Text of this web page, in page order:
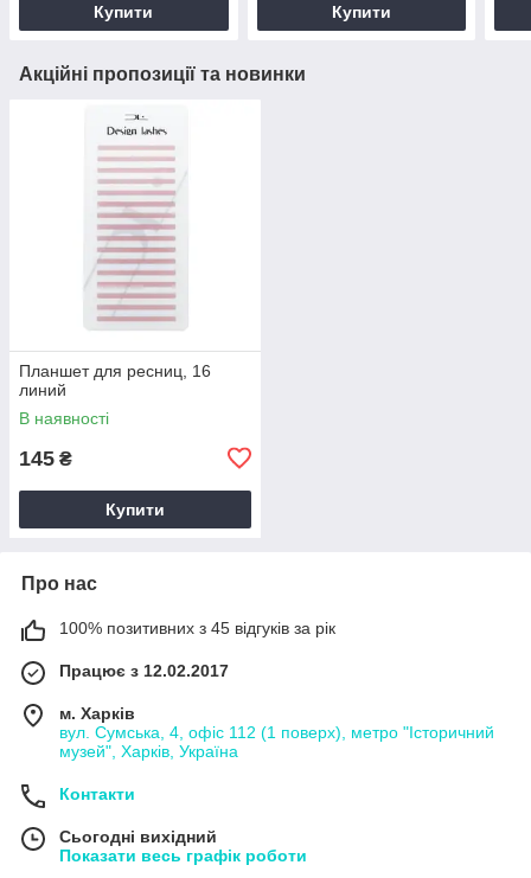
Купити Купити
Акційні пропозиції та новинки
Планшет для ресниц, 16
линий
В наявності
145 ₴
Купити
Про нас
100% позитивних з 45 відгуків за рік
Працює з 12.02.2017
м. Харків
вул. Сумська, 4, офіс 112 (1 поверх), метро "Історичний
музей", Харків, Україна
Контакти
Сьогодні вихідний
Показати весь графік роботи